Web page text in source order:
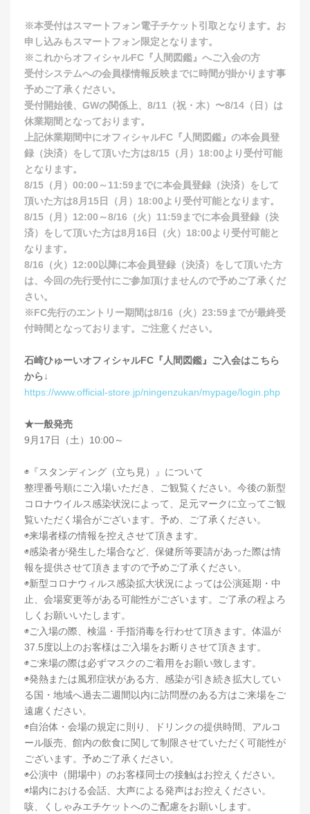
※本受付はスマートフォン電子チケット引取となります。お
申し込みもスマートフォン限定となります。
※これからオフィシャルFC『人間図鑑』へご入会の方
受付システムへの会員様情報反映までに時間が掛かります事
予めご了承ください。
受付開始後、GWの関係上、8/11（祝・木）〜8/14（日）は
休業期間となっております。
上記休業期間中にオフィシャルFC『人間図鑑』の本会員登
録（決済）をして頂いた方は8/15（月）18:00より受付可能
となります。
8/15（月）00:00～11:59までに本会員登録（決済）をして
頂いた方は8月15日（月）18:00より受付可能となります。
8/15（月）12:00～8/16（火）11:59までに本会員登録（決
済）をして頂いた方は8月16日（火）18:00より受付可能と
なります。
8/16（火）12:00以降に本会員登録（決済）をして頂いた方
は、今回の先行受付にご参加頂けませんので予めご了承くだ
さい。
※FC先行のエントリー期間は8/16（火）23:59までが最終受
付時間となっております。ご注意ください。
石崎ひゅーいオフィシャルFC『人間図鑑』ご入会はこちら
から↓
https://www.official-store.jp/ningenzukan/mypage/login.php
★一般発売
9月17日（土）10:00～
◉『スタンディング（立ち見）』について
整理番号順にご入場いただき、ご観覧ください。今後の新型
コロナウイルス感染状況によって、⾜元マークに⽴ってご観
覧いただく場合がございます。予め、ご了承ください。
◉来場者様の情報を控えさせて頂きます。
◉感染者が発生した場合など、保健所等要請があった際は情
報を提供させて頂きますので予めご了承ください。
◉新型コロナウィルス感染拡大状況によっては公演延期・中
止、会場変更等がある可能性がございます。ご了承の程よろ
しくお願いいたします。
◉ご入場の際、検温・手指消毒を行わせて頂きます。体温が
37.5度以上のお客様はご入場をお断りさせて頂きます。
◉ご来場の際は必ずマスクのご着用をお願い致します。
◉発熱または風邪症状がある方、感染が引き続き拡大してい
る国・地域へ過去二週間以内に訪問歴のある方はご来場をご
遠慮ください。
◉自治体・会場の規定に則り、ドリンクの提供時間、アルコ
ール販売、館内の飲食に関して制限させていただく可能性が
ございます。予めご了承ください。
◉公演中（開場中）のお客様同士の接触はお控えください。
◉場内における会話、大声による発声はお控えください。
咳、くしゃみエチケットへのご配慮をお願いします。